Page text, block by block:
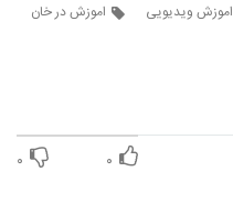
اموزش ویدیویی اموزش در خان
۰ ۰